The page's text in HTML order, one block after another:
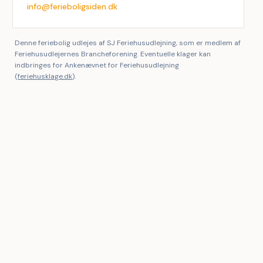
info@ferieboligsiden.dk
Denne feriebolig udlejes af SJ Feriehusudlejning, som er medlem af
Feriehusudlejernes Brancheforening. Eventuelle klager kan
indbringes for Ankenævnet for Feriehusudlejning
(feriehusklage.dk).